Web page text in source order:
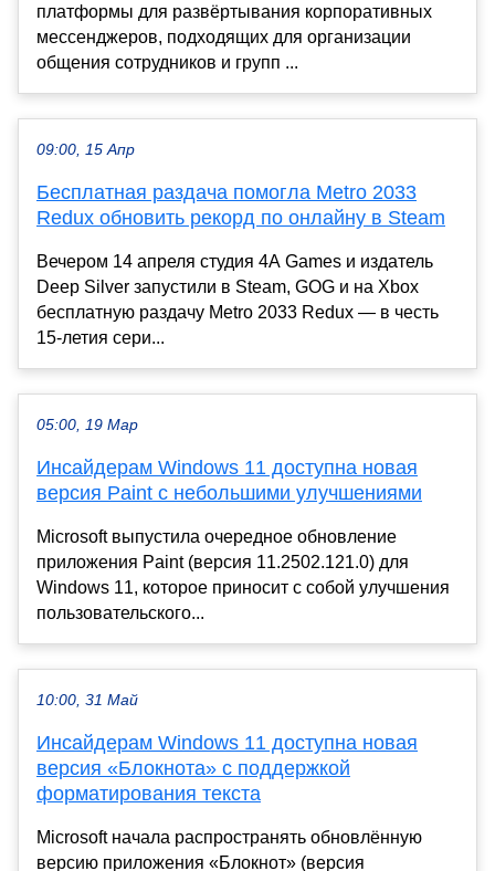
платформы для развёртывания корпоративных
мессенджеров, подходящих для организации
общения сотрудников и групп ...
09:00, 15 Апр
Бесплатная раздача помогла Metro 2033
Redux обновить рекорд по онлайну в Steam
Вечером 14 апреля студия 4A Games и издатель
Deep Silver запустили в Steam, GOG и на Xbox
бесплатную раздачу Metro 2033 Redux — в честь
15-летия сери...
05:00, 19 Мар
Инсайдерам Windows 11 доступна новая
версия Paint с небольшими улучшениями
Microsoft выпустила очередное обновление
приложения Paint (версия 11.2502.121.0) для
Windows 11, которое приносит с собой улучшения
пользовательского...
10:00, 31 Май
Инсайдерам Windows 11 доступна новая
версия «Блокнота» с поддержкой
форматирования текста
Microsoft начала распространять обновлённую
версию приложения «Блокнот» (версия